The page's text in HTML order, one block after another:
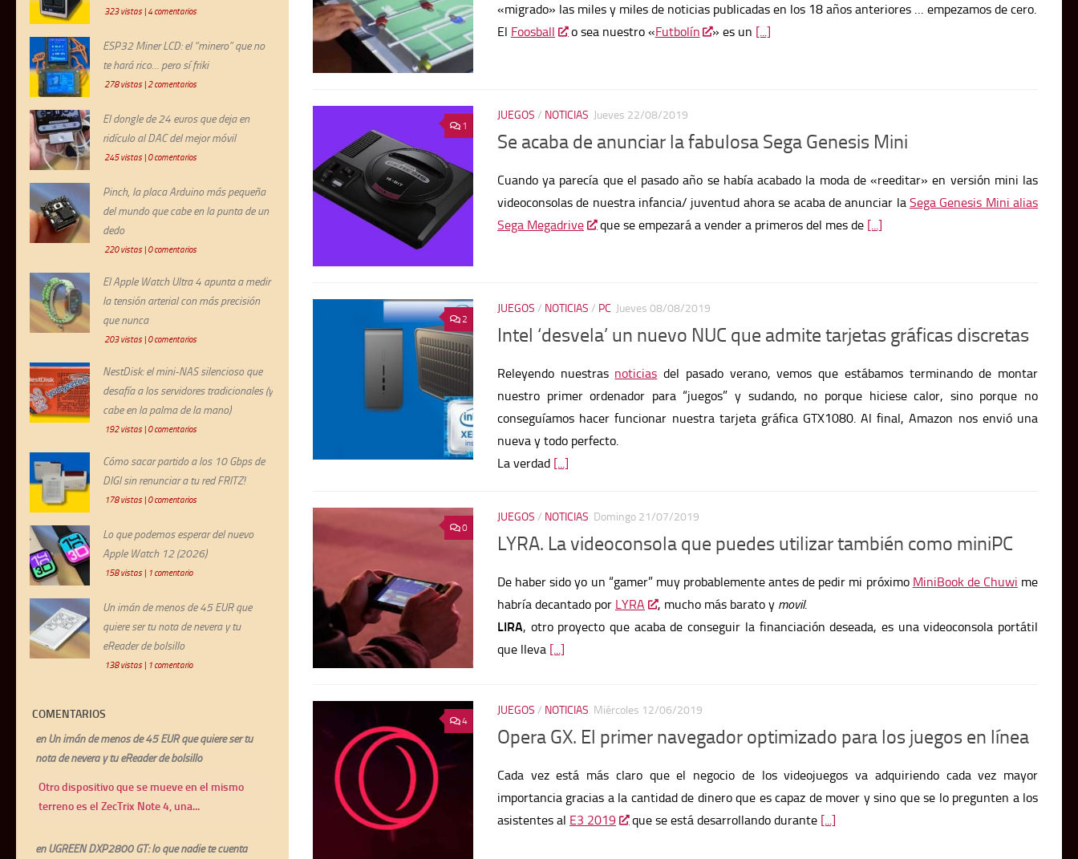
«migrado» las miles y miles de noticias publicadas en los 18 años anteriores … empezamos de cero.
El Foosball o sea nuestro «Futbolín » es un [...]
1
JUEGOS / NOTICIAS Jueves 22/08/2019
Se acaba de anunciar la fabulosa Sega Genesis Mini
Cuando ya parecía que el pasado año se había acabado la moda de «reeditar» en versión mini las
videoconsolas de nuestra infancia/ juventud ahora se acaba de anunciar la Sega Genesis Mini alias
Sega Megadrive
que se empezará a vender a primeros del mes de [...]
2
JUEGOS / NOTICIAS / PC Jueves 08/08/2019
Intel ‘desvela’ un nuevo NUC que admite tarjetas gráficas discretas
Releyendo nuestras noticias del pasado verano, vemos que estábamos terminando de montar
nuestro primer ordenador para “juegos” y sudando, no porque hiciese calor, sino porque no
conseguíamos hacer funcionar nuestra tarjeta gráfica GTX1080. Al final, Amazon nos envió una
nueva y todo perfecto.
La verdad [...]
0
JUEGOS / NOTICIAS Domingo 21/07/2019
LYRA. La videoconsola que puedes utilizar también como miniPC
De haber sido yo un “gamer” muy probablemente antes de pedir mi próximo MiniBook de Chuwi me
habría decantado por LYRA , mucho más barato y movil.
LIRA, otro proyecto que acaba de conseguir la financiación deseada, es una videoconsola portátil
que lleva [...]
4
JUEGOS / NOTICIAS Miércoles 12/06/2019
Opera GX. El primer navegador optimizado para los juegos en línea
Cada vez está más claro que el negocio de los videojuegos va adquiriendo cada vez mayor
importancia gracias a la cantidad de dinero que es capaz de mover y sino que se lo pregunten a los
asistentes al E3 2019 que se está desarrollando durante [...]
323 vistas| 4 comentarios
ESP32 Miner LCD: el “minero” que no
te hará rico… pero sí friki
278 vistas|2 comentarios
El dongle de 24 euros que deja en
ridículo al DAC del mejor móvil
245 vistas| 0 comentarios
Pinch, la placa Arduino más pequeña
del mundo que cabe en la punta de un
dedo
220 vistas| 0 comentarios
El Apple Watch Ultra 4 apunta a medir
la tensión arterial con más precisión
que nunca
203 vistas| 0 comentarios
NestDisk: el mini-NAS silencioso que
desafía a los servidores tradicionales (y
cabe en la palma de la mano)
192 vistas| 0 comentarios
Cómo sacar partido a los 10 Gbps de
DIGI sin renunciar a tu red FRITZ!
178 vistas| 0 comentarios
Lo que podemos esperar del nuevo
Apple Watch 12 (2026)
158 vistas| 1 comentario
Un imán de menos de 45 EUR que
quiere ser tu nota de nevera y tu
eReader de bolsillo
138 vistas| 1 comentario
COMENTARIOS
enUn imán de menos de 45 EUR que quiere ser tu
nota de nevera y tu eReader de bolsillo
Otro dispositivo que se mueve en el mismo
terreno es el ZecTrix Note 4, una...
enUGREEN DXP2800 GT: lo que nadie te cuenta